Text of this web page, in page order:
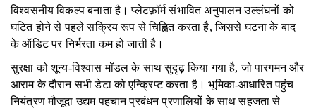
विश्वसनीय विकल्प बनाता है। प्लेटफ़ॉर्म संभावित अनुपालन उल्लंघनों को
घटित होने से पहले सक्रिय रूप से चिह्नित करता है, जिससे घटना के बाद
के ऑडिट पर निर्भरता कम हो जाती है।
सुरक्षा को शून्य-विश्वास मॉडल के साथ सुदृढ़ किया गया है, जो पारगमन और
आराम के दौरान सभी डेटा को एन्क्रिप्ट करता है। भूमिका-आधारित पहुंच
नियंत्रण मौजूदा उद्यम पहचान प्रबंधन प्रणालियों के साथ सहजता से